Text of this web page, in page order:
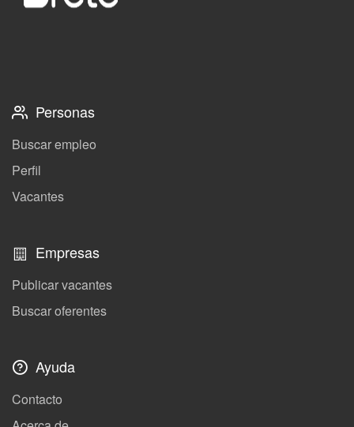
Personas
Buscar empleo
Perfil
Vacantes
Empresas
Publicar vacantes
Buscar oferentes
Ayuda
Contacto